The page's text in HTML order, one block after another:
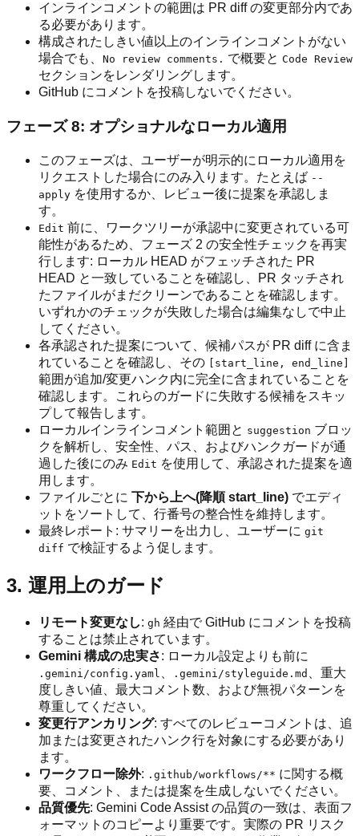
インラインコメントの範囲は PR diff の変更部分内であ
る必要があります。
構成されたしきい値以上のインラインコメントがない
場合でも、 No review comments. で概要と Code Review
セクションをレンダリングします。
GitHub にコメントを投稿しないでください。
フェーズ 8: オプショナルなローカル適用
このフェーズは、ユーザーが明示的にローカル適用を
リクエストした場合にのみ入ります。たとえば --
apply を使用するか、レビュー後に提案を承認しま
す。
Edit 前に、ワークツリーが承認中に変更されている可
能性があるため、フェーズ 2 の安全性チェックを再実
行します: ローカル HEAD がフェッチされた PR
HEAD と一致していることを確認し、PR タッチされ
たファイルがまだクリーンであることを確認します。
いずれかのチェックが失敗した場合は編集なしで中止
してください。
各承認された提案について、候補パスが PR diff に含ま
れていることを確認し、その [start_line, end_line]
範囲が追加/変更ハンク内に完全に含まれていることを
確認します。これらのガードに失敗する候補をスキッ
プして報告します。
ローカルインラインコメント範囲と suggestion ブロッ
クを解析し、安全性、パス、およびハンクガードが通
過した後にのみ Edit を使用して、承認された提案を適
用します。
ファイルごとに 下から上へ(降順 start_line) でエディ
ットをソートして、行番号の整合性を維持します。
最終レポート: サマリーを出力し、ユーザーに git
diff で検証するよう促します。
3. 運用上のガード
リモート変更なし: gh 経由で GitHub にコメントを投稿
することは禁止されています。
Gemini 構成の忠実さ: ローカル設定よりも前に
.gemini/config.yaml .gemini/styleguide.md
、重大
度しきい値、最大コメント数、および無視パターンを
尊重してください。
変更行アンカリング: すべてのレビューコメントは、追
加または変更されたハンク行を対象にする必要があり
ます。
ワークフロー除外: .github/workflows/** に関する概
要、コメント、または提案を生成しないでください。
品質優先: Gemini Code Assist の品質の一致は、表面フ
ォーマットのコピーより重要です。実際の PR リスク